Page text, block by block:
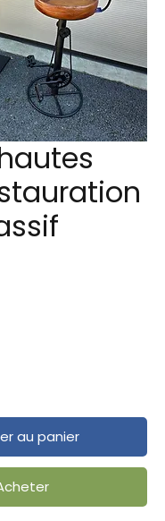
au panier